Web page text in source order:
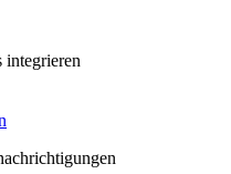
integrieren